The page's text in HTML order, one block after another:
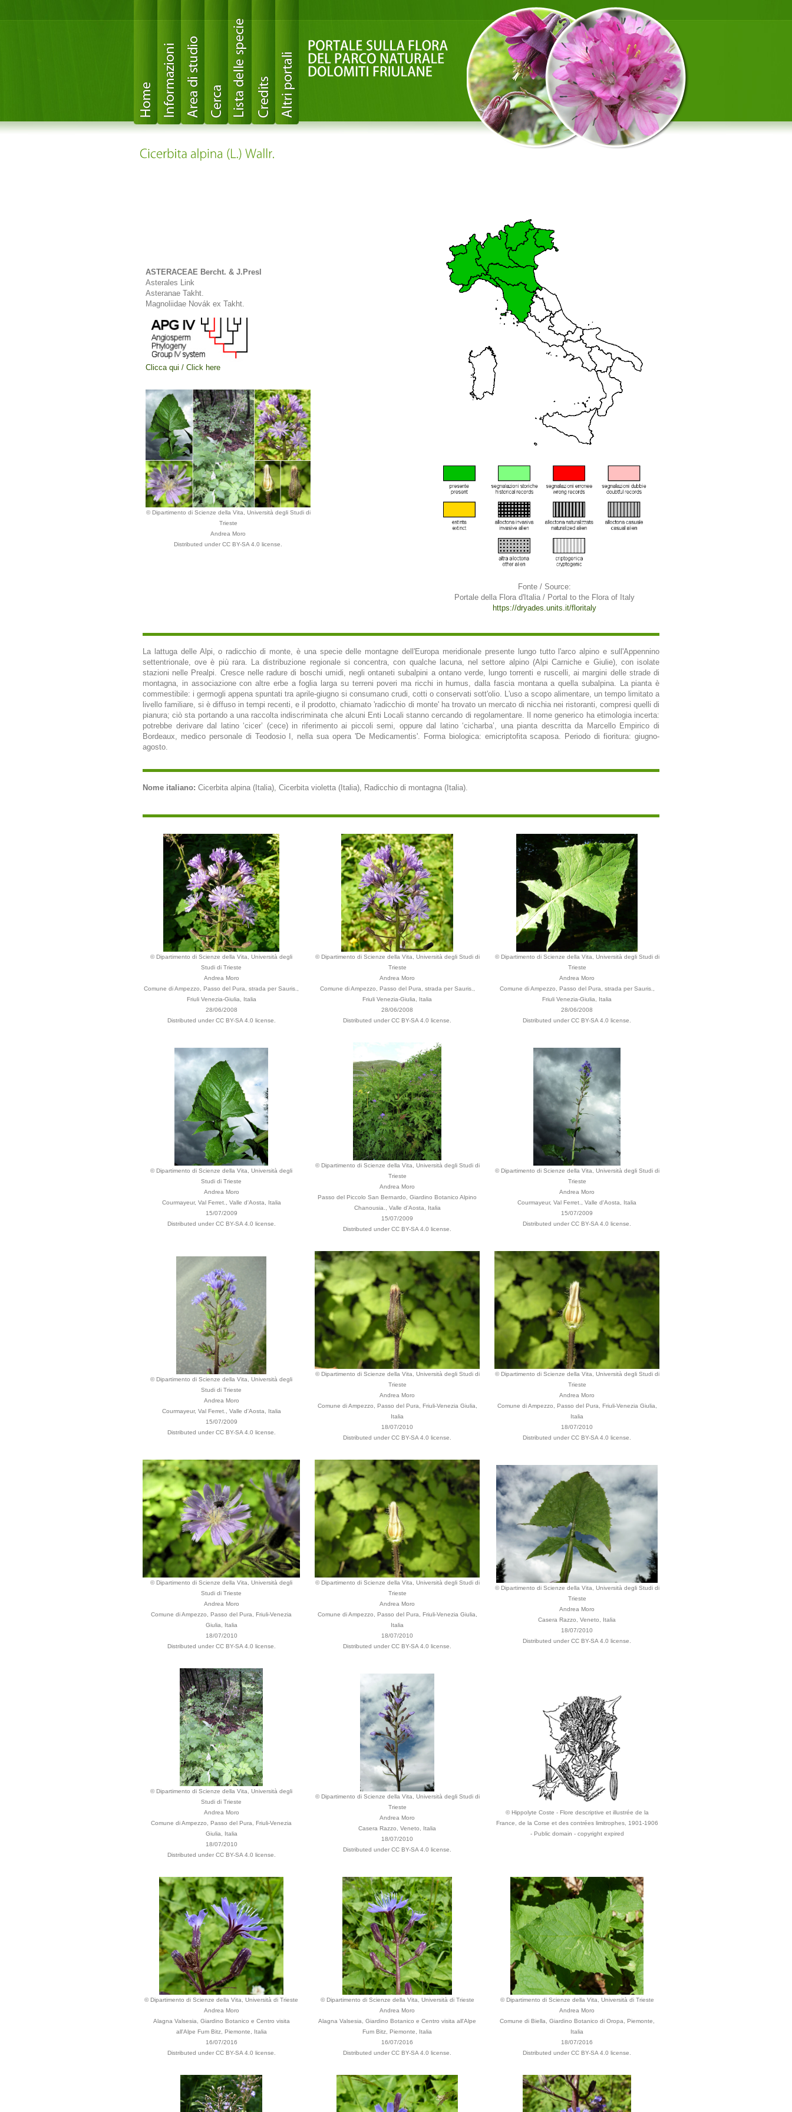
ASTERACEAE Bercht. & J.Presl
Asterales Link
Asteranae Takht.
Magnoliidae Novák ex Takht.
Clicca qui / Click here
© Dipartimento di Scienze della Vita, Università degli Studi di
Trieste
Andrea Moro
Distributed under CC BY-SA 4.0 license.
Fonte / Source:
Portale della Flora d'Italia / Portal to the Flora of Italy
https://dryades.units.it/floritaly
La lattuga delle Alpi, o radicchio di monte, è una specie delle montagne dell'Europa meridionale presente lungo tutto l'arco alpino e sull'Appennino
settentrionale, ove è più rara. La distribuzione regionale si concentra, con qualche lacuna, nel settore alpino (Alpi Carniche e Giulie), con isolate
stazioni nelle Prealpi. Cresce nelle radure di boschi umidi, negli ontaneti subalpini a ontano verde, lungo torrenti e ruscelli, ai margini delle strade di
montagna, in associazione con altre erbe a foglia larga su terreni poveri ma ricchi in humus, dalla fascia montana a quella subalpina. La pianta è
commestibile: i germogli appena spuntati tra aprile-giugno si consumano crudi, cotti o conservati sott'olio. L'uso a scopo alimentare, un tempo limitato a
livello familiare, si è diffuso in tempi recenti, e il prodotto, chiamato 'radicchio di monte' ha trovato un mercato di nicchia nei ristoranti, compresi quelli di
pianura; ciò sta portando a una raccolta indiscriminata che alcuni Enti Locali stanno cercando di regolamentare. Il nome generico ha etimologia incerta:
potrebbe derivare dal latino ‘cicer’ (cece) in riferimento ai piccoli semi, oppure dal latino ‘cicharba’, una pianta descritta da Marcello Empirico di
Bordeaux, medico personale di Teodosio I, nella sua opera 'De Medicamentis'. Forma biologica: emicriptofita scaposa. Periodo di fioritura: giugno-
agosto.
Nome italiano: Cicerbita alpina (Italia), Cicerbita violetta (Italia), Radicchio di montagna (Italia).
© Dipartimento di Scienze della Vita, Università degli
Studi di Trieste
Andrea Moro
Comune di Ampezzo, Passo del Pura, strada per Sauris.,
Friuli Venezia-Giulia, Italia
28/06/2008
Distributed under CC BY-SA 4.0 license.
© Dipartimento di Scienze della Vita, Università degli Studi di
Trieste
Andrea Moro
Comune di Ampezzo, Passo del Pura, strada per Sauris.,
Friuli Venezia-Giulia, Italia
28/06/2008
Distributed under CC BY-SA 4.0 license.
© Dipartimento di Scienze della Vita, Università degli Studi di
Trieste
Andrea Moro
Comune di Ampezzo, Passo del Pura, strada per Sauris.,
Friuli Venezia-Giulia, Italia
28/06/2008
Distributed under CC BY-SA 4.0 license.
© Dipartimento di Scienze della Vita, Università degli
Studi di Trieste
Andrea Moro
Courmayeur, Val Ferret., Valle d'Aosta, Italia
15/07/2009
Distributed under CC BY-SA 4.0 license.
© Dipartimento di Scienze della Vita, Università degli Studi di
Trieste
Andrea Moro
Passo del Piccolo San Bernardo, Giardino Botanico Alpino
Chanousia., Valle d'Aosta, Italia
15/07/2009
Distributed under CC BY-SA 4.0 license.
© Dipartimento di Scienze della Vita, Università degli Studi di
Trieste
Andrea Moro
Courmayeur, Val Ferret., Valle d'Aosta, Italia
15/07/2009
Distributed under CC BY-SA 4.0 license.
© Dipartimento di Scienze della Vita, Università degli
Studi di Trieste
Andrea Moro
Courmayeur, Val Ferret., Valle d'Aosta, Italia
15/07/2009
Distributed under CC BY-SA 4.0 license.
© Dipartimento di Scienze della Vita, Università degli Studi di
Trieste
Andrea Moro
Comune di Ampezzo, Passo del Pura, Friuli-Venezia Giulia,
Italia
18/07/2010
Distributed under CC BY-SA 4.0 license.
© Dipartimento di Scienze della Vita, Università degli Studi di
Trieste
Andrea Moro
Comune di Ampezzo, Passo del Pura, Friuli-Venezia Giulia,
Italia
18/07/2010
Distributed under CC BY-SA 4.0 license.
© Dipartimento di Scienze della Vita, Università degli
Studi di Trieste
Andrea Moro
Comune di Ampezzo, Passo del Pura, Friuli-Venezia
Giulia, Italia
18/07/2010
Distributed under CC BY-SA 4.0 license.
© Dipartimento di Scienze della Vita, Università degli Studi di
Trieste
Andrea Moro
Comune di Ampezzo, Passo del Pura, Friuli-Venezia Giulia,
Italia
18/07/2010
Distributed under CC BY-SA 4.0 license.
© Dipartimento di Scienze della Vita, Università degli Studi di
Trieste
Andrea Moro
Casera Razzo, Veneto, Italia
18/07/2010
Distributed under CC BY-SA 4.0 license.
© Dipartimento di Scienze della Vita, Università degli
Studi di Trieste
Andrea Moro
Comune di Ampezzo, Passo del Pura, Friuli-Venezia
Giulia, Italia
18/07/2010
Distributed under CC BY-SA 4.0 license.
© Dipartimento di Scienze della Vita, Università degli Studi di
Trieste
Andrea Moro
Casera Razzo, Veneto, Italia
18/07/2010
Distributed under CC BY-SA 4.0 license.
© Hippolyte Coste - Flore descriptive et illustrée de la
France, de la Corse et des contrées limitrophes, 1901-1906
- Public domain - copyright expired
© Dipartimento di Scienze della Vita, Università di Trieste
Andrea Moro
Alagna Valsesia, Giardino Botanico e Centro visita
all'Alpe Fum Bitz, Piemonte, Italia
16/07/2016
Distributed under CC BY-SA 4.0 license.
© Dipartimento di Scienze della Vita, Università di Trieste
Andrea Moro
Alagna Valsesia, Giardino Botanico e Centro visita all'Alpe
Fum Bitz, Piemonte, Italia
16/07/2016
Distributed under CC BY-SA 4.0 license.
© Dipartimento di Scienze della Vita, Università di Trieste
Andrea Moro
Comune di Biella, Giardino Botanico di Oropa, Piemonte,
Italia
18/07/2016
Distributed under CC BY-SA 4.0 license.